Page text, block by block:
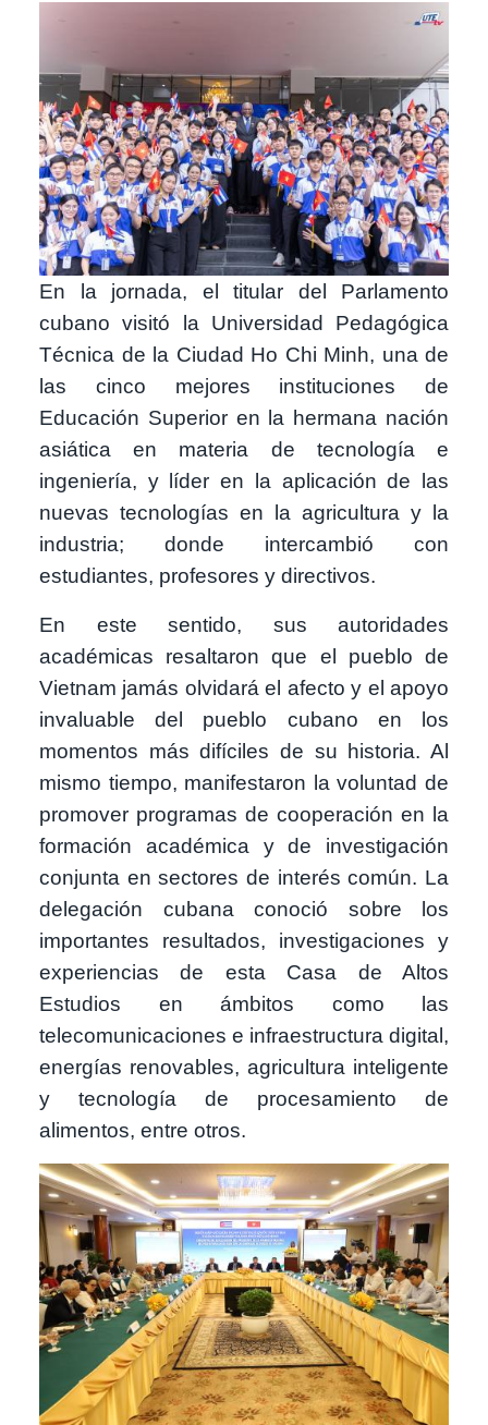
En la jornada, el titular del Parlamento
cubano visitó la Universidad Pedagógica
Técnica de la Ciudad Ho Chi Minh, una de
las cinco mejores instituciones de
Educación Superior en la hermana nación
asiática en materia de tecnología e
ingeniería, y líder en la aplicación de las
nuevas tecnologías en la agricultura y la
industria; donde intercambió con
estudiantes, profesores y directivos.
En este sentido, sus autoridades
académicas resaltaron que el pueblo de
Vietnam jamás olvidará el afecto y el apoyo
invaluable del pueblo cubano en los
momentos más difíciles de su historia. Al
mismo tiempo, manifestaron la voluntad de
promover programas de cooperación en la
formación académica y de investigación
conjunta en sectores de interés común. La
delegación cubana conoció sobre los
importantes resultados, investigaciones y
experiencias de esta Casa de Altos
Estudios en ámbitos como las
telecomunicaciones e infraestructura digital,
energías renovables, agricultura inteligente
y tecnología de procesamiento de
alimentos, entre otros.
Imagen